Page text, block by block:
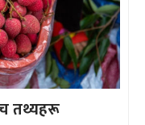
तथ्यहरू